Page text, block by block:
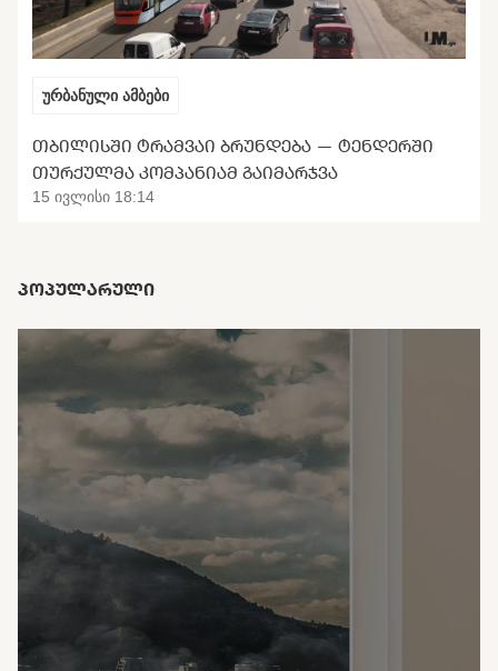
ურბანული ამბები
ᲗᲑᲘᲚᲘᲡᲨᲘ ᲢᲠᲐᲛᲕᲐᲘ ᲑᲠᲣᲜᲓᲔᲑᲐ — ᲢᲔᲜᲓᲔᲠᲨᲘ
ᲗᲣᲠᲥᲣᲚᲛᲐ ᲙᲝᲛᲞᲐᲜᲘᲐᲛ ᲒᲐᲘᲛᲐᲠᲯᲕᲐ
15 ივლისი 18:14
ᲞᲝᲞᲣᲚᲐᲠᲣᲚᲘ